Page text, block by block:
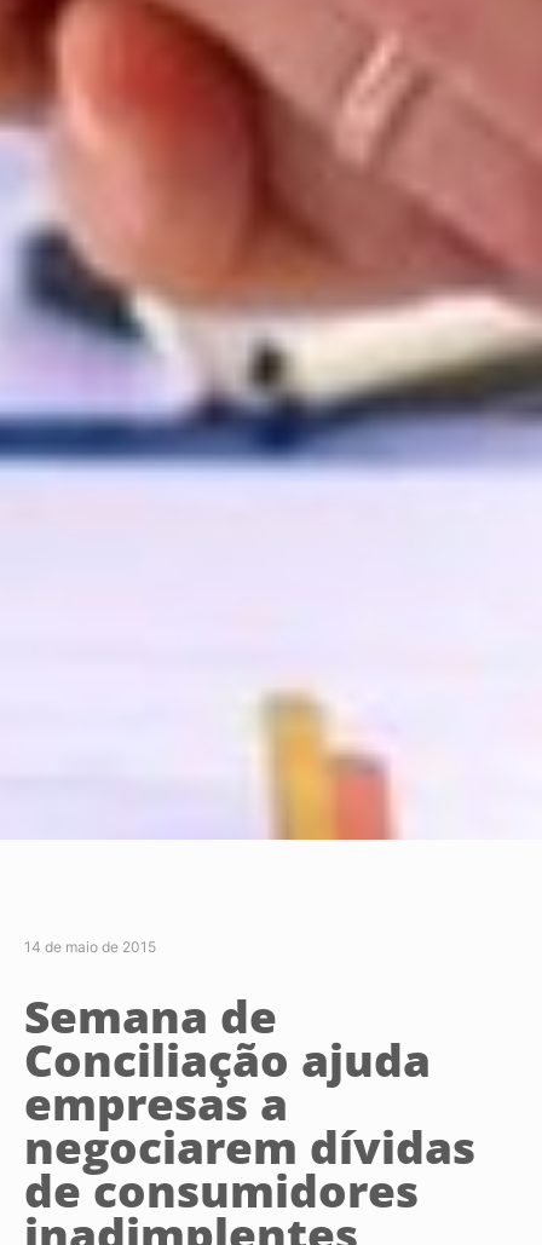
14 de maio de 2015
Semana de
Conciliação ajuda
empresas a
negociarem dívidas
de consumidores